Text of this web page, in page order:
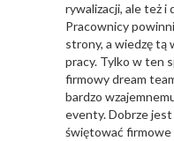
rywalizacji, ale też i
Pracownicy
strony, a wiedzę tą
pracy. Tylko w ten
firmowy dream
bardzo
eventy. Dobrze
świętować firmowe